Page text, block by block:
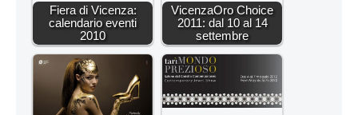
Fiera di Vicenza:
calendario eventi
2010
VicenzaOro Choice
2011: dal 10 al 14
settembre